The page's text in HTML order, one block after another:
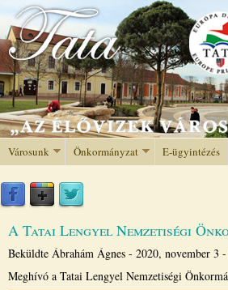
Jump to navigation
Városunk Önkormányzat E-ügyintézés
A Tatai Lengyel Nemzetiségi
Beküldte Ábrahám Ágnes - 2020, november 3
Meghívó a Tatai Lengyel Nemzetiségi